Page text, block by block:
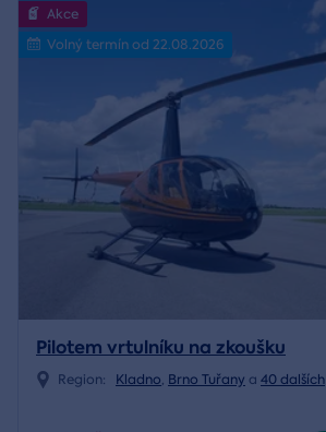
Akce
Volný termín od 22.08.2026
Pilotem vrtulníku na zkoušku
Region: Kladno, Brno Tuřany a 40 dalších